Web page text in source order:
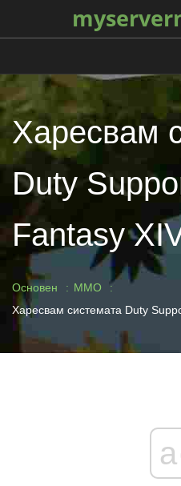
Харесвам
Duty
Fantasy
Основен
MMO
Харесвам системата Duty